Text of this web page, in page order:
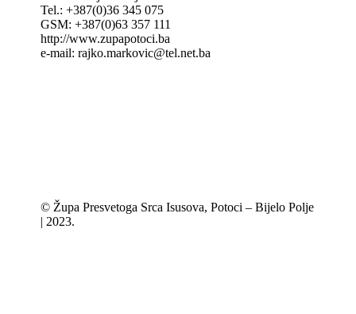
Tel.: +387(0)36 345 075
GSM: +387(0)63 357 111
http://www.zupapotoci.ba
e-mail: rajko.markovic@tel.net.ba
© Župa Presvetoga Srca Isusova, Potoci – Bijelo Polje
| 2023.